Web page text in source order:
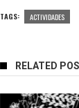
TAGS: ACTIVIDADES
RELATED